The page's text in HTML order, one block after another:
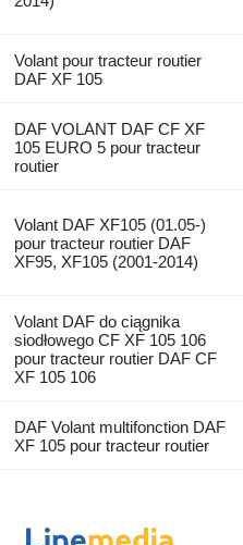
Volant pour tracteur routier
DAF XF 105
DAF VOLANT DAF CF XF
105 EURO 5 pour tracteur
routier
Volant DAF XF105 (01.05-)
pour tracteur routier DAF
XF95, XF105 (2001-2014)
Volant DAF do ciągnika
siodłowego CF XF 105 106
pour tracteur routier DAF CF
XF 105 106
DAF Volant multifonction DAF
XF 105 pour tracteur routier